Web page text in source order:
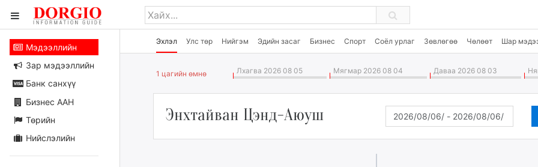
Эхлэл Улс төр Нийгэм Эдийн засаг Бизнес Спорт Соёл урлаг Зөвлөгөө Чөлөөт Шар
Мэдээллийн
Зар мэдээллийн
Банк санхүү
Бизнес ААН
Төрийн
Нийслэлийн
1 цагийн өмнө Лхагва 2026 08 05 Мягмар 2026 08 04 Даваа 2026 08 03
Энхтайван Цэнд-Аюуш